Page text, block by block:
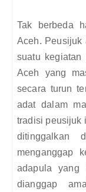
Tak berbeda
Aceh. Peusijuk
suatu kegiatan
Aceh yang
secara turun
adat dalam
tradisi peusijuk
ditinggalkan
menganggap
adapula yang
dianggap